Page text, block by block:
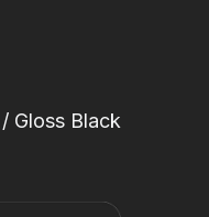
Gloss Black